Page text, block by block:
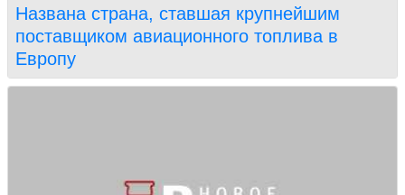
Названа страна, ставшая крупнейшим
поставщиком авиационного топлива в
Европу